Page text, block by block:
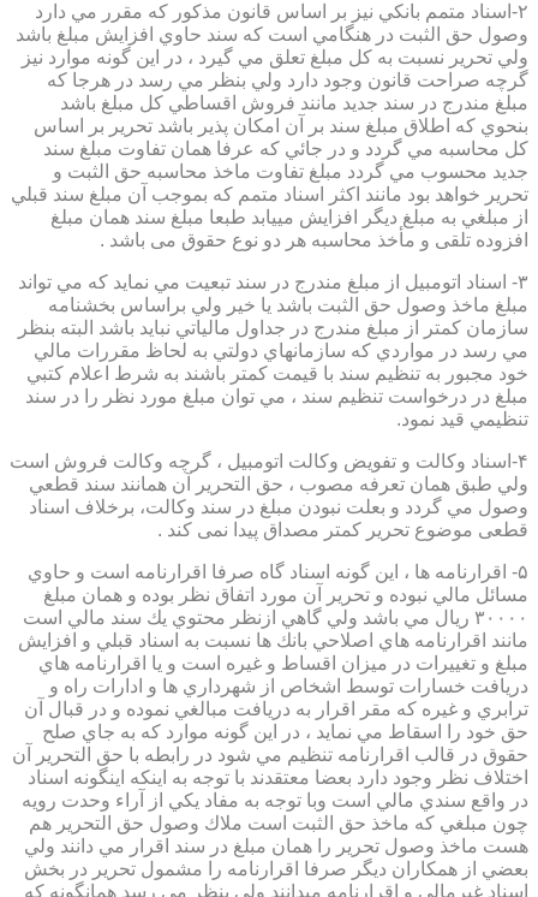
۲-اسناد متمم بانكي نيز بر اساس قانون مذكور كه مقرر مي دارد
وصول حق الثبت در هنگامي است كه سند حاوي افزايش مبلغ باشد
ولي تحرير نسبت به كل مبلغ تعلق مي گيرد ، در اين گونه موارد نيز
گرچه صراحت قانون وجود دارد ولي بنظر مي رسد در هرجا كه
مبلغ مندرج در سند جديد مانند فروش اقساطي كل مبلغ باشد
بنحوي كه اطلاق مبلغ سند بر آن امكان پذير باشد تحرير بر اساس
كل محاسبه مي گردد و در جائي كه عرفا همان تفاوت مبلغ سند
جديد محسوب مي گردد مبلغ تفاوت ماخذ محاسبه حق الثبت و
تحرير خواهد بود مانند اكثر اسناد متمم كه بموجب آن مبلغ سند قبلي
از مبلغي به مبلغ ديگر افزايش مييابد طبعا مبلغ سند همان مبلغ
افزوده تلقی و مأخذ محاسبه هر دو نوع حقوق می باشد .
۳- اسناد اتومبيل از مبلغ مندرج در سند تبعيت مي نمايد كه مي تواند
مبلغ ماخذ وصول حق الثبت باشد يا خير ولي براساس بخشنامه
سازمان كمتر از مبلغ مندرج در جداول مالياتي نبايد باشد البته بنظر
مي رسد در مواردي كه سازمانهاي دولتي به لحاظ مقررات مالي
خود مجبور به تنظيم سند با قيمت كمتر باشند به شرط اعلام كتبي
مبلغ در درخواست تنظيم سند ، مي توان مبلغ مورد نظر را در سند
تنظيمي قيد نمود.
۴-اسناد وكالت و تفويض وكالت اتومبيل ، گرچه وكالت فروش است
ولي طبق همان تعرفه مصوب ، حق التحرير آن همانند سند قطعي
وصول مي گردد و بعلت نبودن مبلغ در سند وكالت، برخلاف اسناد
قطعی موضوع تحریر کمتر مصداق پیدا نمی کند .
۵- اقرارنامه ها ، اين گونه اسناد گاه صرفا اقرارنامه است و حاوي
مسائل مالي نبوده و تحرير آن مورد اتفاق نظر بوده و همان مبلغ
۳۰۰۰۰ ريال مي باشد ولي گاهي ازنظر محتوي يك سند مالي است
مانند اقرارنامه هاي اصلاحي بانك ها نسبت به اسناد قبلي و افزايش
مبلغ و تغييرات در ميزان اقساط و غيره است و يا اقرارنامه هاي
دريافت خسارات توسط اشخاص از شهرداري ها و ادارات راه و
ترابري و غيره كه مقر اقرار به دريافت مبالغي نموده و در قبال آن
حق خود را اسقاط مي نمايد ، در اين گونه موارد كه به جاي صلح
حقوق در قالب اقرارنامه تنظيم مي شود در رابطه با حق التحرير آن
اختلاف نظر وجود دارد بعضا معتقدند با توجه به اينكه اينگونه اسناد
در واقع سندي مالي است وبا توجه به مفاد يكي از آراء وحدت رويه
چون مبلغي كه ماخذ حق الثبت است ملاك وصول حق التحرير هم
هست ماخذ وصول تحرير را همان مبلغ در سند اقرار مي دانند ولي
بعضي از همكاران ديگر صرفا اقرارنامه را مشمول تحرير در بخش
اسناد غيرمالي و اقرارنامه ميدانند ولي بنظر مي رسد همانگونه كه